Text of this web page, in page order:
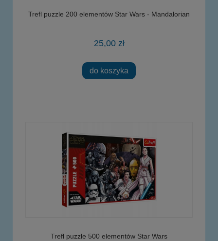
Trefl puzzle 200 elementów Star Wars - Mandalorian
25,00 zł
do koszyka
Trefl puzzle 500 elementów Star Wars